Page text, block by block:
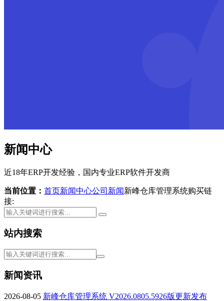
新闻中心
近18年ERP开发经验，国内专业ERP软件开发商
当前位置： 首页新闻中心公司新闻新峰仓库管理系统购买链
接:
站内搜索
新闻资讯
2026-08-05 新峰仓库管理系统 V2026.0805.5926版更新发布